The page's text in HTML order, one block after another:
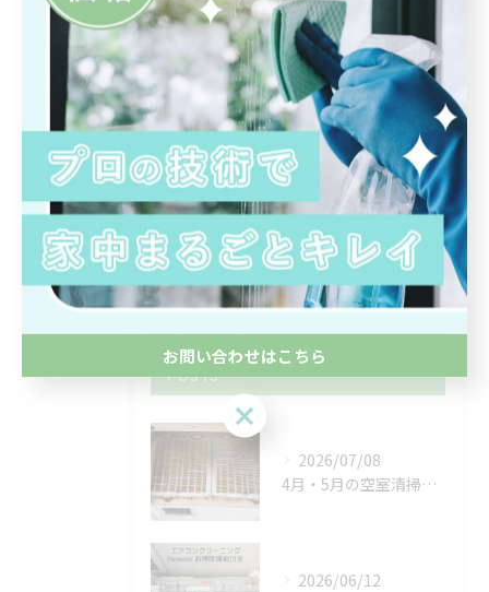
全てのカテゴリー
エアコンクリーニング
水回り
部屋
除菌
浴室
最近の投稿
POSTS
2026/07/08
4月・5月の空室清掃ラッシュがようやく落ち着いたと思ったら、...
2026/06/12
お問い合わせはこちら
お問い合わせはこちら